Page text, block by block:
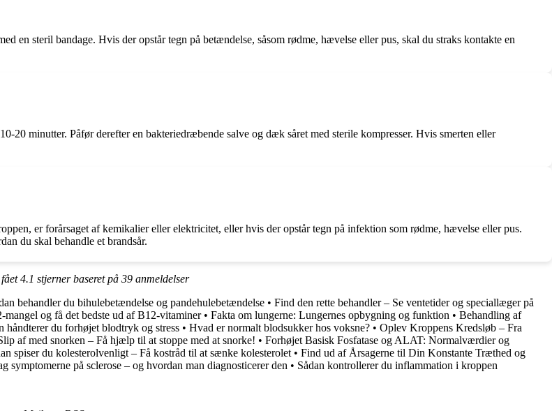
en steril bandage. Hvis der opstår tegn på betændelse, såsom rødme, hævelse eller pus, skal du straks kontakte en
20 minutter. Påfør derefter en bakteriedræbende salve og dæk såret med sterile kompresser. Hvis smerten eller
er forårsaget af kemikalier eller elektricitet, eller hvis der opstår tegn på infektion som rødme, hævelse eller pus.
du skal behandle et brandsår.
4.1 stjerner baseret på 39 anmeldelser
behandler du bihulebetændelse og pandehulebetændelse • Find den rette behandler – Se ventetider og speciallæger på
mangel og få det bedste ud af B12-vitaminer• Fakta om lungerne: Lungernes opbygning og funktion • Behandling af
håndterer du forhøjet blodtryk og stress • Hvad er normalt blodsukker hos voksne? • Oplev Kroppens Kredsløb – Fra
af med snorken – Få hjælp til at stoppe med at snorke! • Forhøjet Basisk Fosfatase og ALAT: Normalværdier og
spiser du kolesterolvenligt – Få kostråd til at sænke kolesterolet • Find ud af Årsagerne til Din Konstante Træthed og
symptomerne på sclerose – og hvordan man diagnosticerer den • Sådan kontrollerer du inflammation i kroppen